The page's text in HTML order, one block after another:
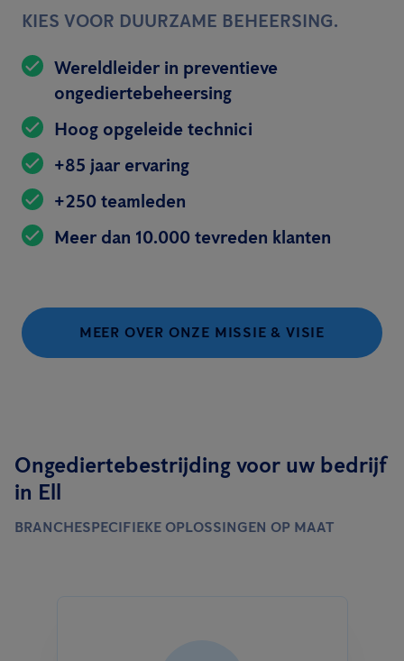
KIES VOOR DUURZAME BEHEERSING.
Wereldleider in preventieve
ongediertebeheersing
Hoog opgeleide technici
+85 jaar ervaring
+250 teamleden
Meer dan 10.000 tevreden klanten
MEER OVER ONZE MISSIE & VISIE
Ongediertebestrijding voor uw bedrijf
in Ell
BRANCHESPECIFIEKE OPLOSSINGEN OP MAAT